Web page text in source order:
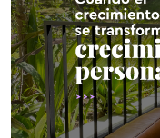
testimonios de más
para ofrecer una